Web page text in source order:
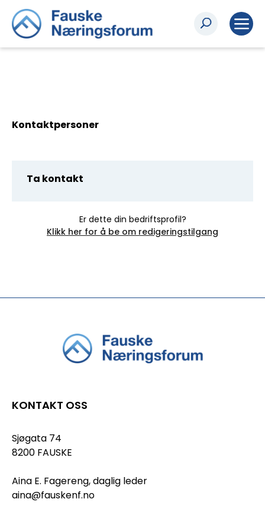
Kontaktpersoner
Ta kontakt
Er dette din bedriftsprofil?
Klikk her for å be om redigeringstilgang
KONTAKT OSS
Sjøgata 74
8200 FAUSKE
Aina E. Fagereng, daglig leder
aina@fauskenf.no